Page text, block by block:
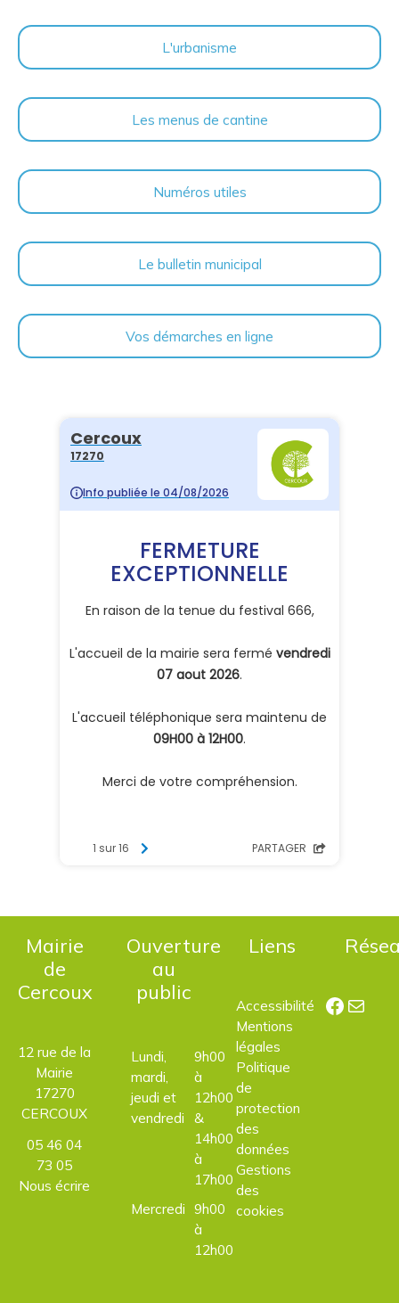
L'urbanisme
Les menus de cantine
Numéros utiles
Le bulletin municipal
Vos démarches en ligne
Mairie
de
Cercoux
12 rue de la
Mairie
17270
CERCOUX
05 46 04
73 05
Nous écrire
Ouverture
au
public
Lundi,
mardi,
jeudi et
vendredi
9h00
à
12h00
&
14h00
à
17h00
Mercredi 9h00
à
12h00
Liens
Accessibilité
Mentions
légales
Politique
de
protection
des
données
Gestions
des
cookies
E-mail